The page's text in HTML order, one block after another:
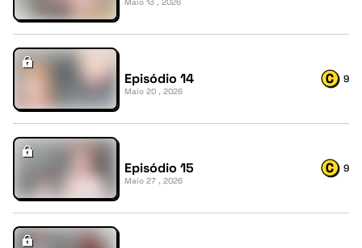
Episódio 14
Maio 20 , 2026
9
Episódio 15
Maio 27 , 2026
9